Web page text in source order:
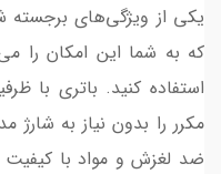
که به شما این امکان را
استفاده کنید. باتری با
مکرر را بدون نیاز به
ضد لغزش و مواد با کیفیت